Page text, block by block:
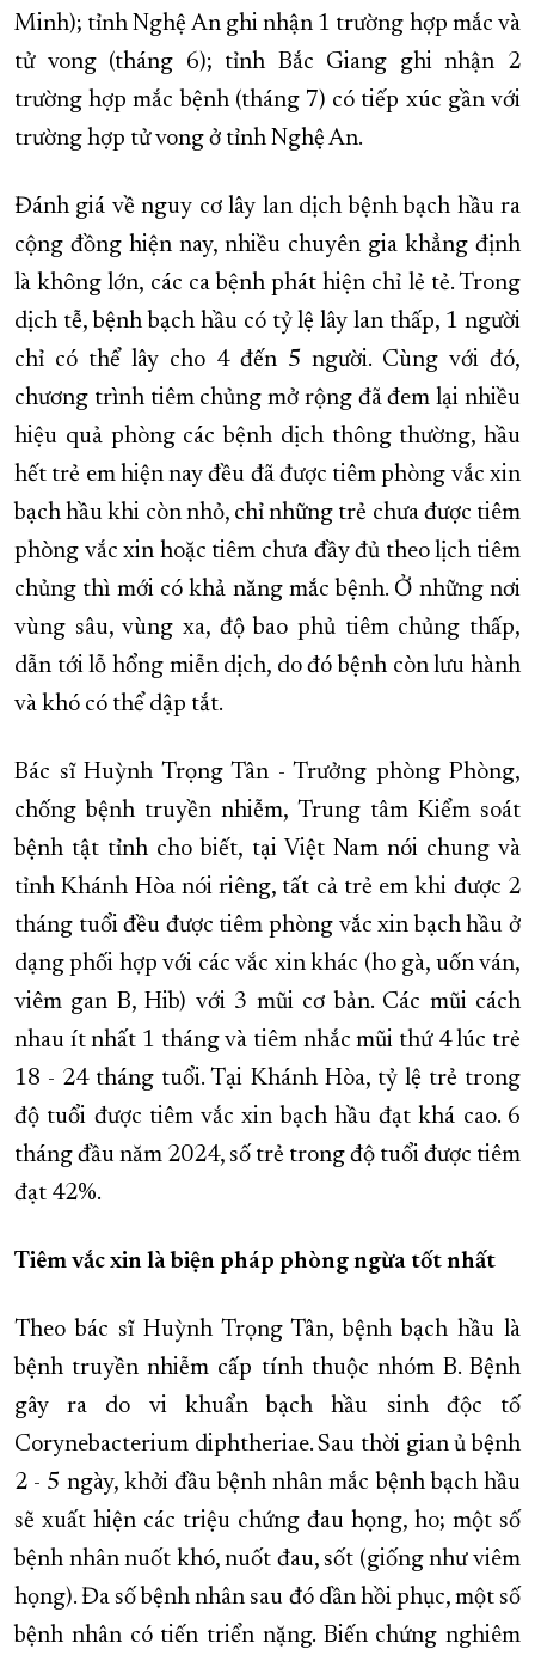
Minh); tỉnh Nghệ An ghi nhận 1 trường hợp mắc và
tử vong (tháng 6); tỉnh Bắc Giang ghi nhận 2
trường hợp mắc bệnh (tháng 7) có tiếp xúc gần với
trường hợp tử vong ở tỉnh Nghệ An.
Đánh giá về nguy cơ lây lan dịch bệnh bạch hầu ra
cộng đồng hiện nay, nhiều chuyên gia khẳng định
là không lớn, các ca bệnh phát hiện chỉ lẻ tẻ. Trong
dịch tễ, bệnh bạch hầu có tỷ lệ lây lan thấp, 1 người
chỉ có thể lây cho 4 đến 5 người. Cùng với đó,
chương trình tiêm chủng mở rộng đã đem lại nhiều
hiệu quả phòng các bệnh dịch thông thường, hầu
hết trẻ em hiện nay đều đã được tiêm phòng vắc xin
bạch hầu khi còn nhỏ, chỉ những trẻ chưa được tiêm
phòng vắc xin hoặc tiêm chưa đầy đủ theo lịch tiêm
chủng thì mới có khả năng mắc bệnh. Ở những nơi
vùng sâu, vùng xa, độ bao phủ tiêm chủng thấp,
dẫn tới lỗ hổng miễn dịch, do đó bệnh còn lưu hành
và khó có thể dập tắt.
Bác sĩ Huỳnh Trọng Tân - Trưởng phòng Phòng,
chống bệnh truyền nhiễm, Trung tâm Kiểm soát
bệnh tật tỉnh cho biết, tại Việt Nam nói chung và
tỉnh Khánh Hòa nói riêng, tất cả trẻ em khi được 2
tháng tuổi đều được tiêm phòng vắc xin bạch hầu ở
dạng phối hợp với các vắc xin khác (ho gà, uốn ván,
viêm gan B, Hib) với 3 mũi cơ bản. Các mũi cách
nhau ít nhất 1 tháng và tiêm nhắc mũi thứ 4 lúc trẻ
18 - 24 tháng tuổi. Tại Khánh Hòa, tỷ lệ trẻ trong
độ tuổi được tiêm vắc xin bạch hầu đạt khá cao. 6
tháng đầu năm 2024, số trẻ trong độ tuổi được tiêm
đạt 42%.
Tiêm vắc xin là biện pháp phòng ngừa tốt nhất
Theo bác sĩ Huỳnh Trọng Tân, bệnh bạch hầu là
bệnh truyền nhiễm cấp tính thuộc nhóm B. Bệnh
gây ra do vi khuẩn bạch hầu sinh độc tố
Corynebacterium diphtheriae. Sau thời gian ủ bệnh
2 - 5 ngày, khởi đầu bệnh nhân mắc bệnh bạch hầu
sẽ xuất hiện các triệu chứng đau họng, ho; một số
bệnh nhân nuốt khó, nuốt đau, sốt (giống như viêm
họng). Đa số bệnh nhân sau đó dần hồi phục, một số
bệnh nhân có tiến triển nặng. Biến chứng nghiêm